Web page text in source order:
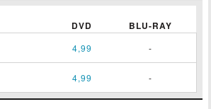
DVD BLU-RAY
4,99 -
4,99 -